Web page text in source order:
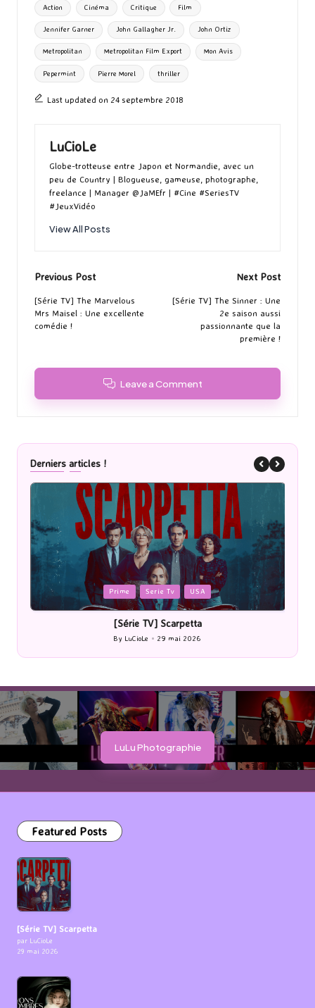
o
k
o
n
r
g
er
Action Cinéma Critique Film
Jennifer Garner John Gallagher Jr. John Ortiz
Metropolitan Metropolitan Film Export Mon Avis
Pepermint Pierre Morel thriller
Last updated on 24 septembre 2018
LuCioLe
Globe-trotteuse entre Japon et Normandie, avec un
peu de Country | Blogueuse, gameuse, photographe,
freelance | Manager @JaMEfr | #Cine #SeriesTV
#JeuxVidéo
View All Posts
Post
navigation
Previous Post
[Série TV] The Marvelous
Mrs Maisel : Une excellente
comédie !
Next Post
[Série TV] The Sinner : Une
2e saison aussi
passionnante que la
première !
Leave a Comment
Derniers articles !
Posted
in
Prime Serie Tv USA
[Série TV] Scarpetta
Posted
by
By LuCioLe 29 mai 2026
LuLu Photographie
Featured Posts
[Série TV] Scarpetta
par LuCioLe
29 mai 2026